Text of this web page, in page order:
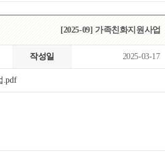
[2025-09] 가족친화지원사업
작성일 2025-03-17
.pdf